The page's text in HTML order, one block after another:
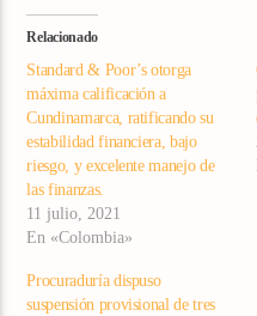
Relacionado
Standard & Poor’s otorga
máxima calificación a
Cundinamarca, ratificando su
estabilidad financiera, bajo
riesgo, y excelente manejo de
las finanzas.
11 julio, 2021
En «Colombia»
Procuraduría dispuso
suspensión provisional de tres